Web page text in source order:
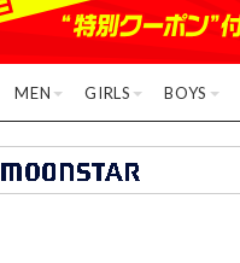
MEN GIRLS BOYS